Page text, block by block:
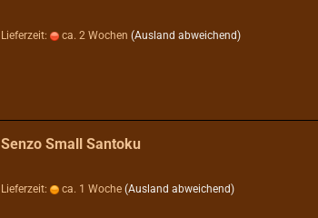
Lieferzeit: ca. 2 Wochen (Ausland abweichend)
Senzo Small Santoku
Lieferzeit: ca. 1 Woche (Ausland abweichend)